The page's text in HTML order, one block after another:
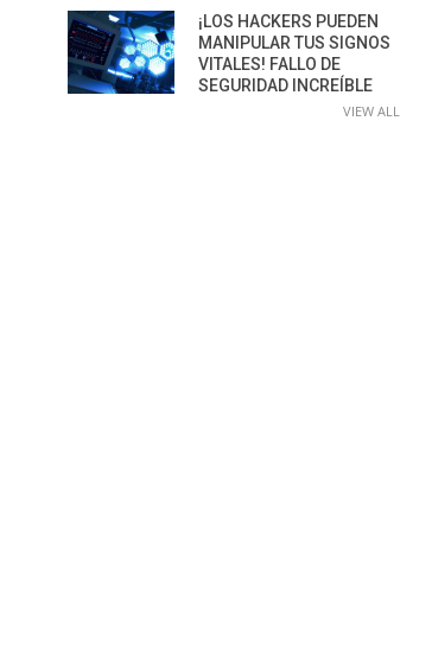
¡LOS HACKERS PUEDEN
MANIPULAR TUS SIGNOS
VITALES! FALLO DE
SEGURIDAD INCREÍBLE
VIEW ALL